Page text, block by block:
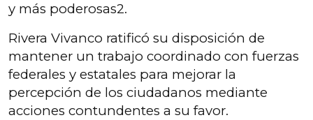
y más poderosas2.
Rivera Vivanco ratificó su disposición de
mantener un trabajo coordinado con fuerzas
federales y estatales para mejorar la
percepción de los ciudadanos mediante
acciones contundentes a su favor.